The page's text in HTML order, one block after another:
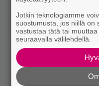
Jotkin teknologiamme
suostumusta, jos niillä on
vastustaa tätä tai
seuraavalla välilehdellä.